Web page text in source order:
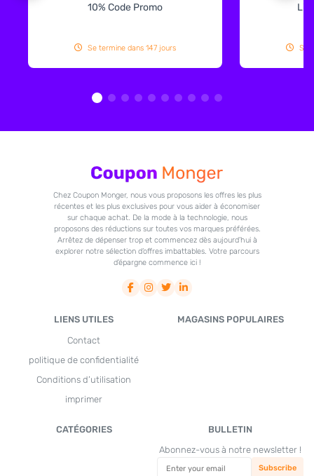
10% Code Promo
Se termine dans 147 jours Se
Chez Coupon Monger, nous vous proposons les offres les plus
récentes et les plus exclusives pour vous aider à économiser
sur chaque achat. De la mode à la technologie, nous
proposons des réductions sur toutes vos marques préférées.
Arrêtez de dépenser trop et commencez dès aujourd’hui à
explorer notre sélection d’offres imbattables. Votre parcours
d’épargne commence ici !
LIENS UTILES
Contact
politique de confidentialité
Conditions d’utilisation
imprimer
MAGASINS POPULAIRES
CATÉGORIES
BULLETIN
Abonnez-vous à notre newsletter !